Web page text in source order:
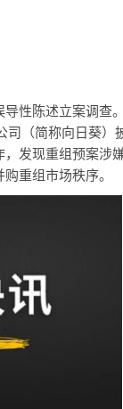
性陈述立案调查。
（简称向日葵）
发现重组预案涉
重组市场秩序。